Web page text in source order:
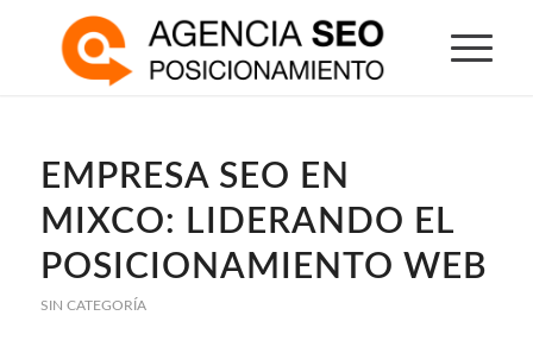
EMPRESA SEO EN
MIXCO: LIDERANDO EL
POSICIONAMIENTO WEB
SIN CATEGORÍA